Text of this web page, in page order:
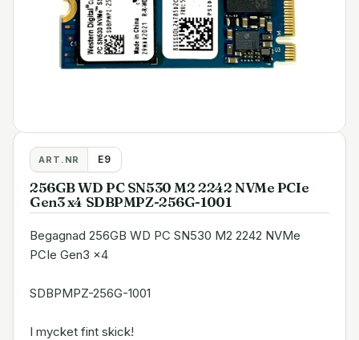
ART.NR E9
256GB WD PC SN530 M2 2242 NVMe PCIe
Gen3 x4 SDBPMPZ-256G-1001
Begagnad 256GB WD PC SN530 M2 2242 NVMe
PCIe Gen3 x4
SDBPMPZ-256G-1001
I mycket fint skick!